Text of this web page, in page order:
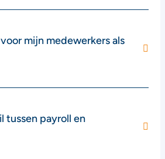
mijn medewerkers als
tussen payroll en